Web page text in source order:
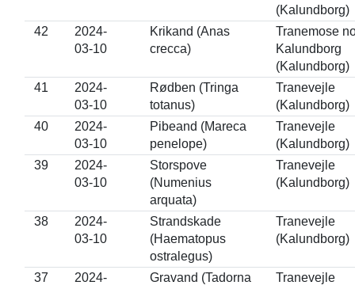
(Kalundborg)
42
2024-
03-10
Krikand (Anas
crecca)
Tranemose
Kalundborg
(Kalundborg)
41
2024-
03-10
Rødben (Tringa
totanus)
Tranevejle
(Kalundborg)
40
2024-
03-10
Pibeand (Mareca
penelope)
Tranevejle
(Kalundborg)
39
2024-
03-10
Storspove
(Numenius
arquata)
Tranevejle
(Kalundborg)
38
2024-
03-10
Strandskade
(Haematopus
ostralegus)
Tranevejle
(Kalundborg)
37
2024-
Gravand (Tadorna
Tranevejle